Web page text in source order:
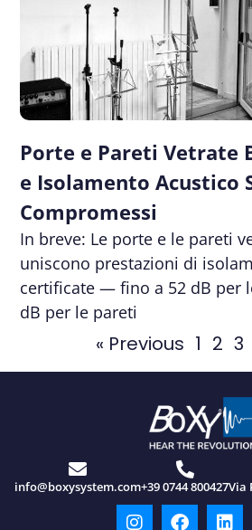
Porte e Pareti Vetrate
e Isolamento Acustico
Compromessi
In breve: Le porte e le pareti
uniscono prestazioni di
certificate — fino a 52 dB per
dB per le pareti
« Previous 1 2 3
info@boxysystem.com+39 0744 800427Via